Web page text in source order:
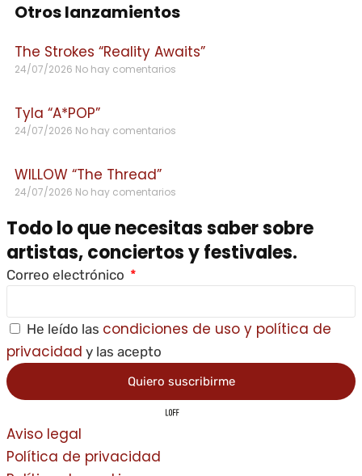
Otros lanzamientos
The Strokes “Reality Awaits”
24/07/2026 No hay comentarios
Tyla “A*POP”
24/07/2026 No hay comentarios
WILLOW “The Thread”
24/07/2026 No hay comentarios
Todo lo que necesitas saber sobre
artistas, conciertos y festivales.
Correo electrónico
He leído las condiciones de uso y política de
privacidad y las acepto
Quiero suscribirme
Aviso legal
Política de privacidad